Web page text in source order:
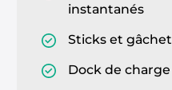
instantanés
Sticks et
Dock de